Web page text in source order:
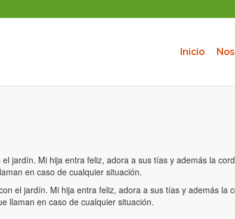
Inicio
jardín. Mi hija entra feliz, adora a sus tías y además la
en caso de cualquier situación.
el jardín. Mi hija entra feliz, adora a sus tías y además la
llaman en caso de cualquier situación.